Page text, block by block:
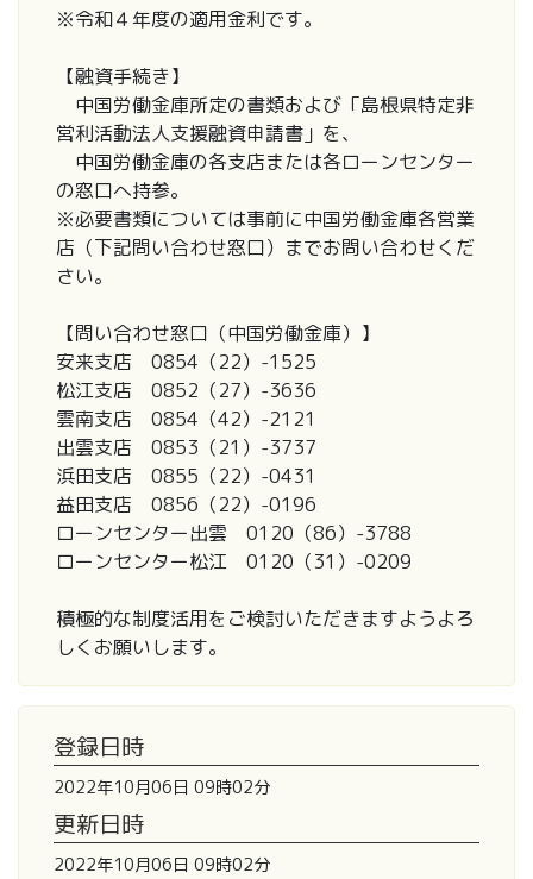
※令和４年度の適用金利です。
【融資手続き】
中国労働金庫所定の書類および「島根県特定非
営利活動法人支援融資申請書」を、
中国労働金庫の各支店または各ローンセンター
の窓口へ持参。
※必要書類については事前に中国労働金庫各営業
店（下記問い合わせ窓口）までお問い合わせくだ
さい。
【問い合わせ窓口（中国労働金庫）】
安来支店 0854（22）-1525
松江支店 0852（27）-3636
雲南支店 0854（42）-2121
出雲支店 0853（21）-3737
浜田支店 0855（22）-0431
益田支店 0856（22）-0196
ローンセンター出雲 0120（86）-3788
ローンセンター松江 0120（31）-0209
積極的な制度活用をご検討いただきますようよろ
しくお願いします。
登録日時
2022年10月06日 09時02分
更新日時
2022年10月06日 09時02分